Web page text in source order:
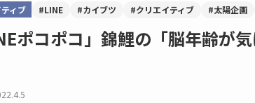
ィブ #LINE #カイブツ #クリエイティブ #太陽企画
ポコポコ」錦鯉の「脳年齢が